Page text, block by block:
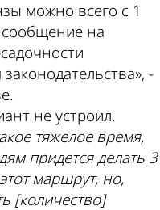
можно всего с 1
сообщение на
-
не устроил.
тяжелое время,
придется делать 3
маршрут, но,
[количество]